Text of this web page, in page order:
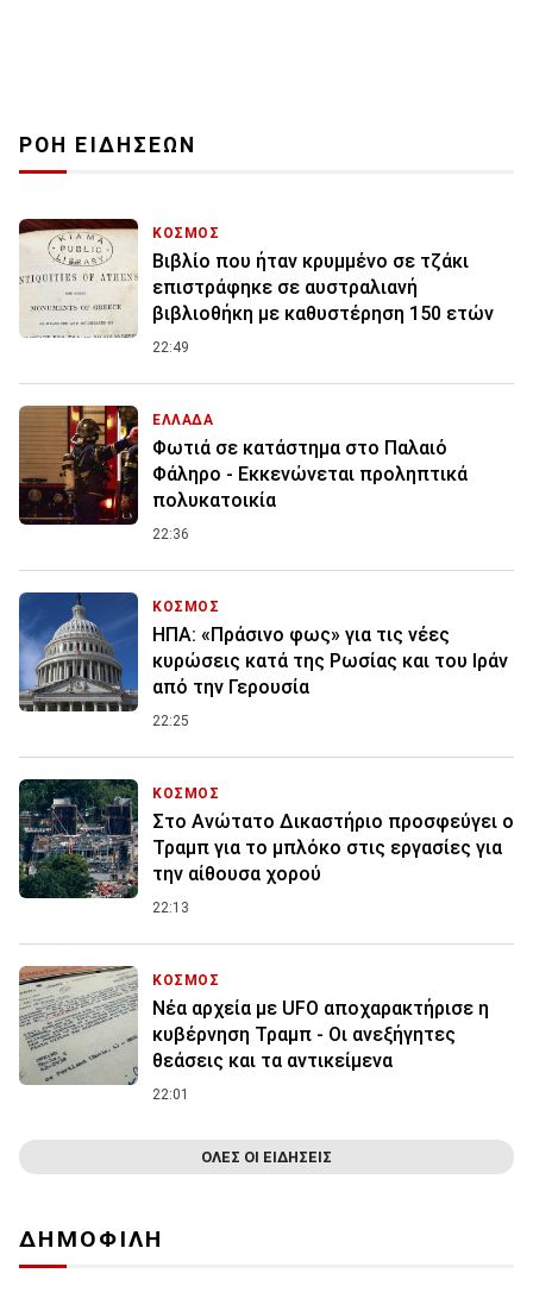
ΡΟΗ ΕΙΔΗΣΕΩΝ
ΚΟΣΜΟΣ
Βιβλίο που ήταν κρυμμένο σε τζάκι
επιστράφηκε σε αυστραλιανή
βιβλιοθήκη με καθυστέρηση 150 ετών
22:49
ΕΛΛΑΔΑ
Φωτιά σε κατάστημα στο Παλαιό
Φάληρο - Εκκενώνεται προληπτικά
πολυκατοικία
22:36
ΚΟΣΜΟΣ
ΗΠΑ: «Πράσινο φως» για τις νέες
κυρώσεις κατά της Ρωσίας και του Ιράν
από την Γερουσία
22:25
ΚΟΣΜΟΣ
Στο Ανώτατο Δικαστήριο προσφεύγει ο
Τραμπ για το μπλόκο στις εργασίες για
την αίθουσα χορού
22:13
ΚΟΣΜΟΣ
Νέα αρχεία με UFO αποχαρακτήρισε η
κυβέρνηση Τραμπ - Οι ανεξήγητες
θεάσεις και τα αντικείμενα
22:01
ΟΛΕΣ ΟΙ ΕΙΔΗΣΕΙΣ
ΔΗΜΟΦΙΛΗ